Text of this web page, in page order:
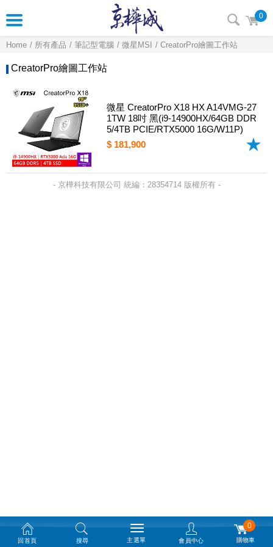
0
Home 所有產品 筆記型電腦 微星MSI CreatorPro繪圖工作站
CreatorPro繪圖工作站
微星 CreatorPro X18 HX A14VMG-27
1TW 18吋 黑(i9-14900HX/64GB DDR
5/4TB PCIE/RTX5000 16G/W11P)
$ 181,900
- 京樺科技有限公司 統編：28354714 版權所有 -
回首頁 搜尋 主選單 會員中心
0
購物車